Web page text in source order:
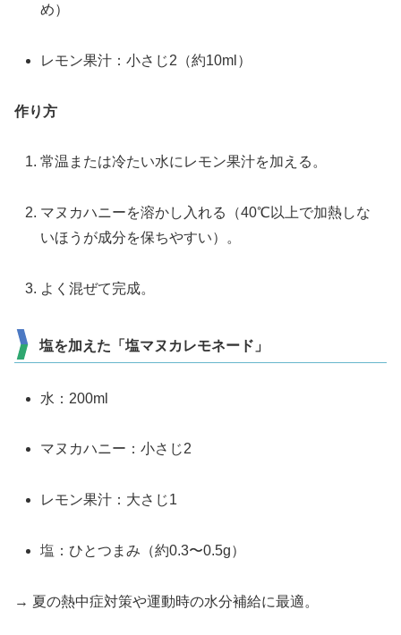
め）
レモン果汁：小さじ2（約10ml）
作り方
常温または冷たい水にレモン果汁を加える。
マヌカハニーを溶かし入れる（40℃以上で加熱しな
いほうが成分を保ちやすい）。
よく混ぜて完成。
塩を加えた「塩マヌカレモネード」
水：200ml
マヌカハニー：小さじ2
レモン果汁：大さじ1
塩：ひとつまみ（約0.3〜0.5g）
→ 夏の熱中症対策や運動時の水分補給に最適。